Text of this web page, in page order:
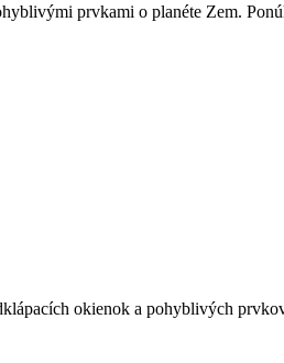
prvkami o planéte Zem.
okienok a pohyblivých